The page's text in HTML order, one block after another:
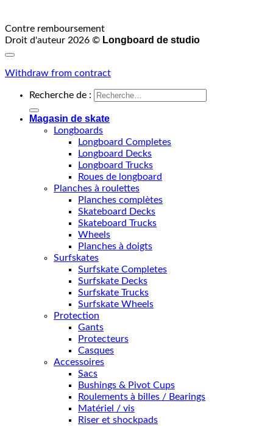
Contre remboursement
Droit d'auteur 2026 © Longboard de studio
Withdraw from contract
Recherche de :
Magasin de skate
Longboards
Longboard Completes
Longboard Decks
Longboard Trucks
Roues de longboard
Planches à roulettes
Planches complètes
Skateboard Decks
Skateboard Trucks
Wheels
Planches à doigts
Surfskates
Surfskate Completes
Surfskate Decks
Surfskate Trucks
Surfskate Wheels
Protection
Gants
Protecteurs
Casques
Accessoires
Sacs
Bushings & Pivot Cups
Roulements à billes / Bearings
Matériel / vis
Riser et shockpads